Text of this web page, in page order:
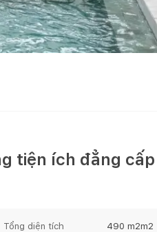
tiện ích đẳng cấp
Tổng diện tích 490 m2m2